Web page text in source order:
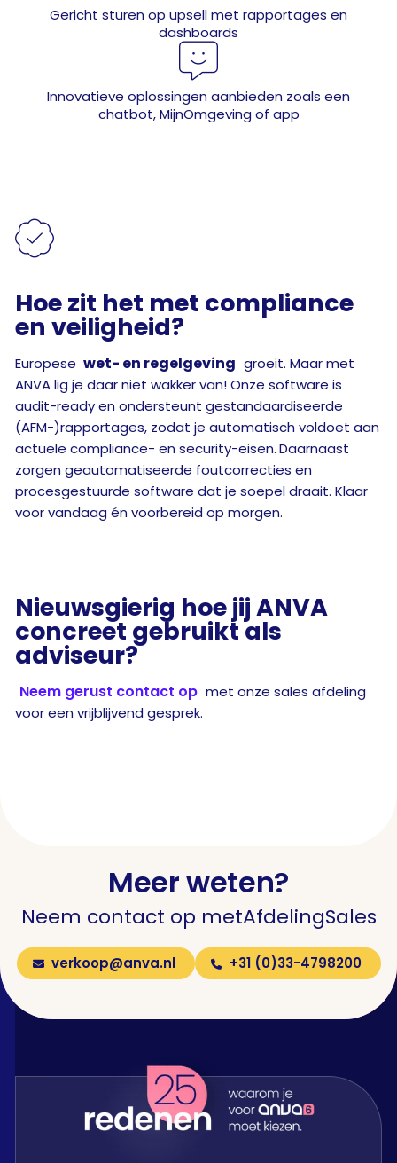
Gericht sturen op upsell met rapportages en
dashboards

Innovatieve oplossingen aanbieden zoals een
chatbot, MijnOmgeving of app

Hoe zit het met compliance
en veiligheid?
Europese wet- en regelgeving groeit. Maar met
ANVA lig je daar niet wakker van! Onze software is
audit-ready en ondersteunt gestandaardiseerde
(AFM-)rapportages, zodat je automatisch voldoet aan
actuele compliance- en security-eisen.Daarnaast
zorgen geautomatiseerde foutcorrecties en
procesgestuurde software dat je soepel draait. Klaar
voor vandaag én voorbereid op morgen.
Nieuwsgierig hoe jij ANVA
concreet gebruikt als
adviseur?
Neem gerust contact op met onze sales afdeling
voor een vrijblijvend gesprek.
Meer weten?
Neem contact op metAfdelingSales
verkoop@anva.nl +31 (0)33-4798200